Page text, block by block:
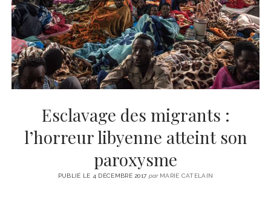
CINÉMA
LITTÉRATURE
ÉCONOMIE
SPORT
MÉDIAS
SANTÉ
instagram
emailemail-
form
Esclavage des migrants :
l’horreur libyenne atteint son
paroxysme
PUBLIÉ LE 4 DÉCEMBRE 2017 parMARIE CATELAIN